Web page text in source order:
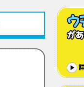
いて
老人ホーム探しが
人ホーム探し無
ウチシルベのメリ